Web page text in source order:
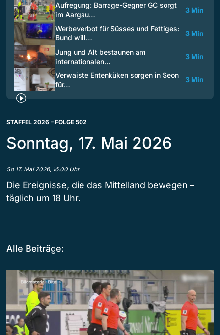
Aufregung: Barrage-Gegner GC sorgt
im Aargau…
3 Min
Werbeverbot für Süsses und Fettiges:
Bund will…
3 Min
Jung und Alt bestaunen am
internationalen…
3 Min
Verwaiste Entenküken sorgen in Seon
für…
3 Min
STAFFEL 2026 – FOLGE 502
Sonntag, 17. Mai 2026
So 17. Mai 2026, 16.00 Uhr
Die Ereignisse, die das Mittelland bewegen –
täglich um 18 Uhr.
Alle Beiträge: